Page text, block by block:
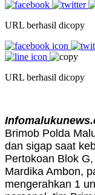
URL berhasil dicopy
URL berhasil dicopy
Brimob Polda
dan sigap saat
Pertokoan Blok
Mardika Ambon,
mengerahkan 1